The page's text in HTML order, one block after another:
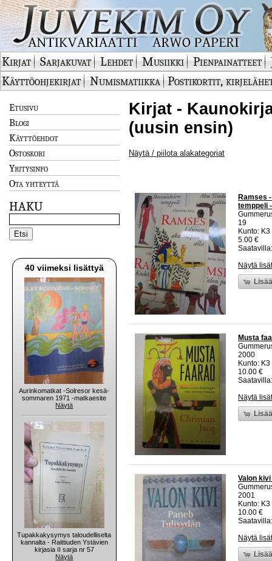
Kirjat Sarjakuvat Lehdet Musiikki Pienpainatteet
Käyttöohjekirjat
Numismatiikka Postikortit,
Etusivu
Blogi
Käyttöehdot
Ostoskori
Yritysinfo
Ota yhteyttä
HAKU
40 viimeksi lisättyä
Aurinkomatkat -Solresor kesä-
sommaren 1971 -matkaesite
Näytä
Tupakkakysymys taloudelliselta
kannalta - Raittiuden Ystävien
kirjasia II sarja nr 57
Näytä
Kirjat -
(uusin ensin)
Näytä / piilota alakategoriat
Ramses
temppeli
19
Kunto:
5.00 €
Näytä
Musta
2000
Kunto:
10.00 €
Näytä
Valon
2001
Kunto:
10.00 €
Näytä